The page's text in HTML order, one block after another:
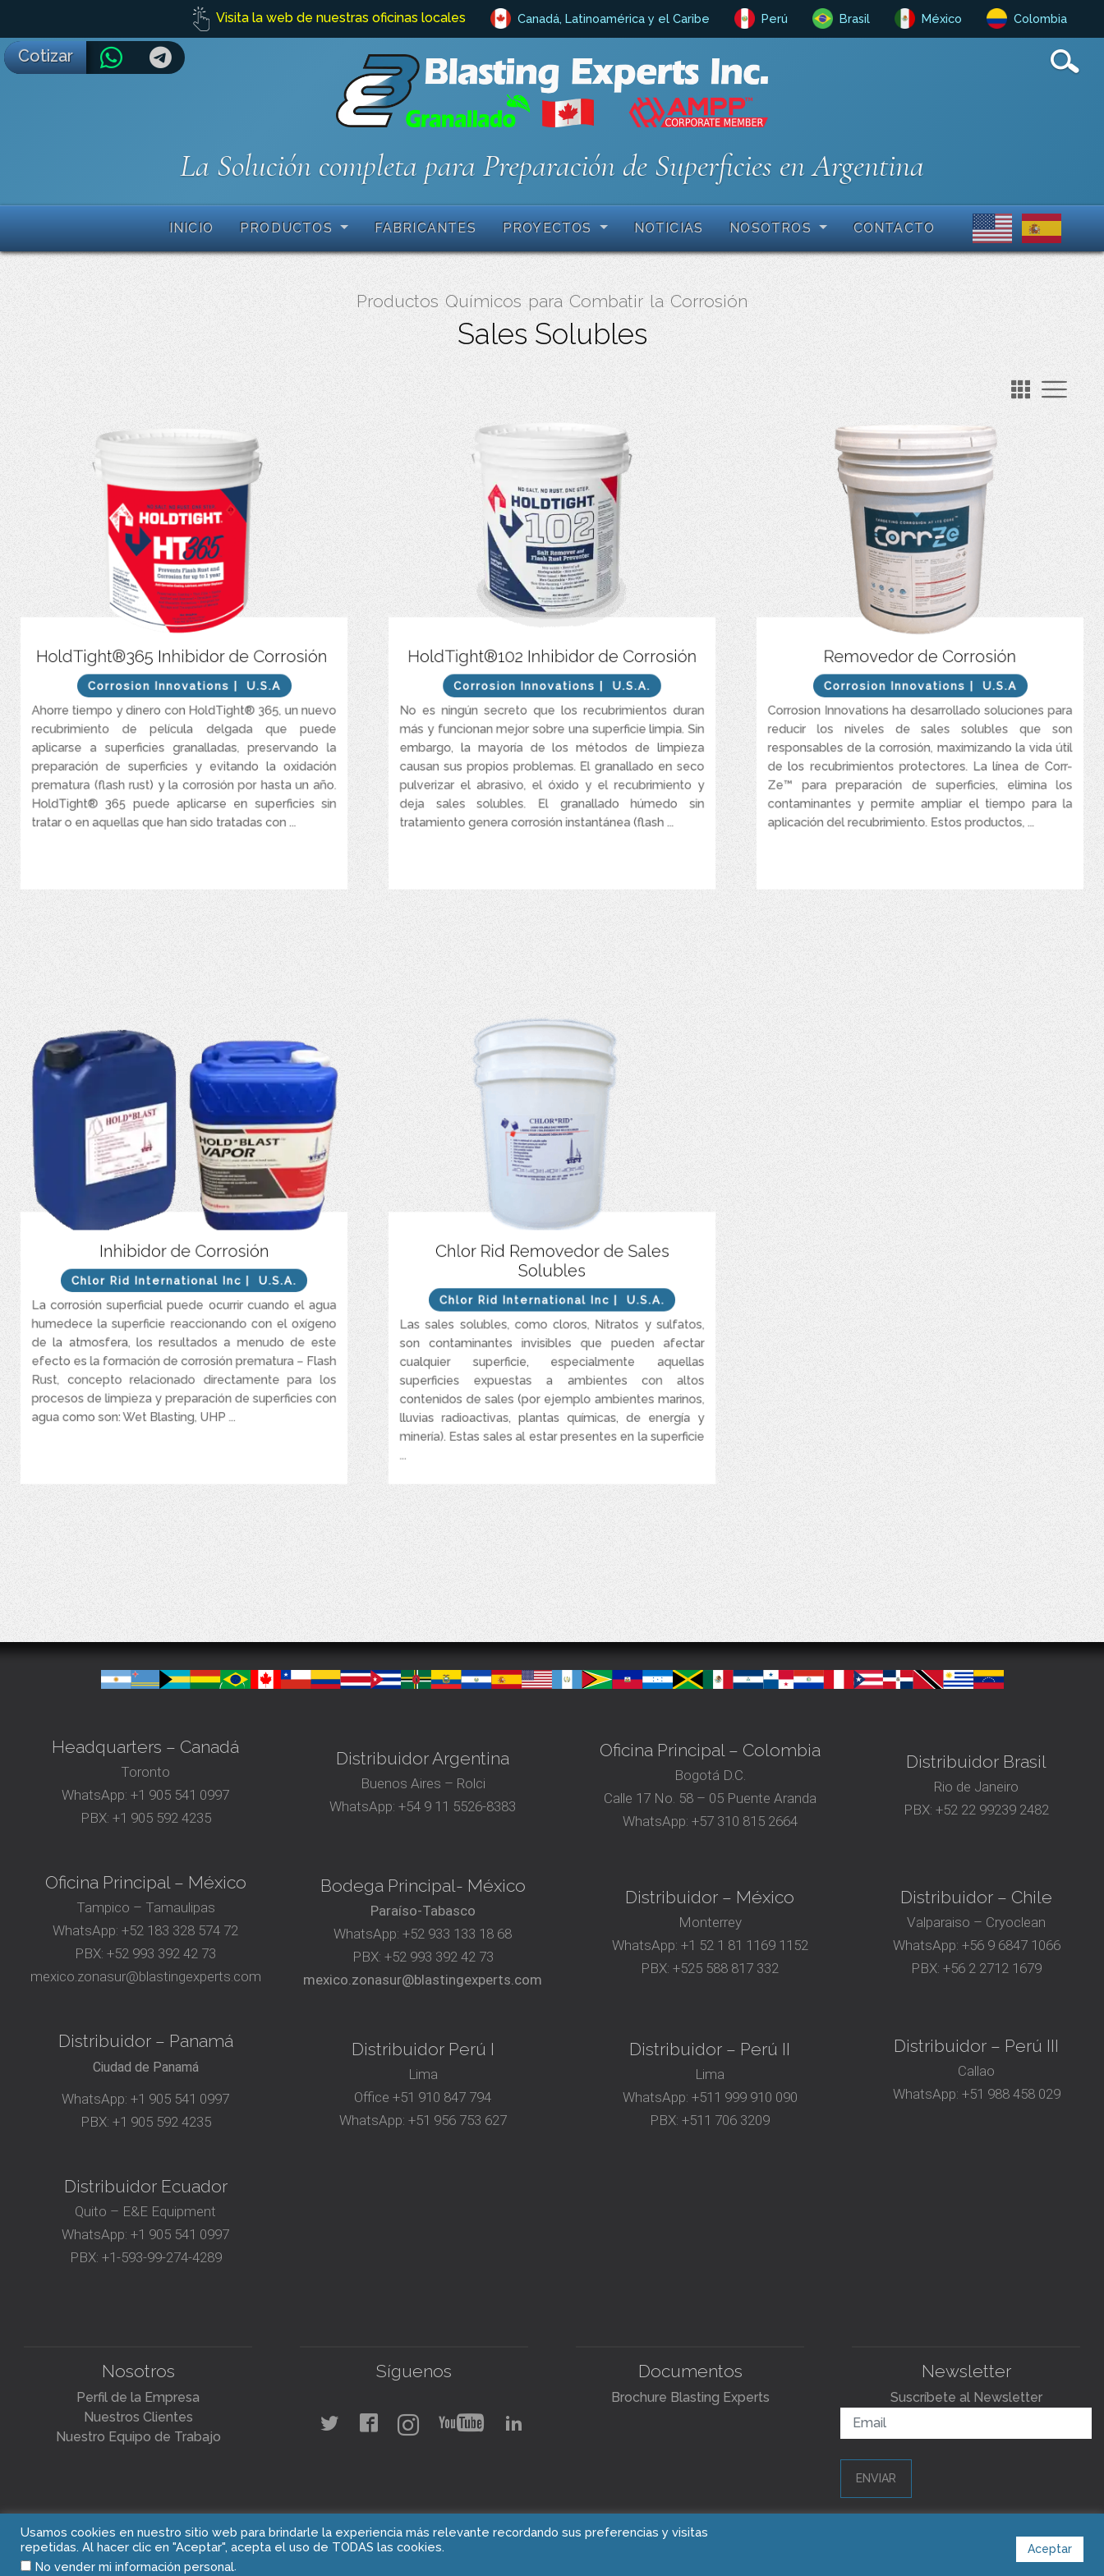
Visita la web de nuestras oficinas locales Canadá, Latinoamérica y el Caribe Perú Brasil México Colombia
La Solución completa para Preparación de Superficies en Argentina
INICIO PRODUCTOS FABRICANTES PROYECTOS NOTICIAS NOSOTROS CONTACTO
Productos Químicos para Combatir la Corrosión
Sales Solubles
HoldTight®365 Inhibidor de Corrosión
Corrosion Innovations | U.S.A
Ahorre tiempo y dinero con HoldTight® 365, un nuevo
recubrimiento de película delgada que puede
aplicarse a superficies granalladas, preservando la
preparación de superficies y evitando la oxidación
prematura (flash rust) y la corrosión por hasta un año.
HoldTight® 365 puede aplicarse en superficies sin
tratar o en aquellas que han sido tratadas con ...
Previene la oxidación instantánea y corrosión hasta por un año.
Película fina fácil de aplicar y retirar.
Prolonga la vida útil de la pintura y los recubrimientos.
Excelente protección contra la sal y la humedad.
Diseñado para el almacenamiento y transporte de metales.
HoldTight®102 Inhibidor de Corrosión
Corrosion Innovations | U.S.A.
No es ningún secreto que los recubrimientos duran
más y funcionan mejor sobre una superficie limpia. Sin
embargo, la mayoría de los métodos de limpieza
causan sus propios problemas. El granallado en seco
pulverizar el abrasivo, el óxido y el recubrimiento y
deja sales solubles. El granallado húmedo sin
tratamiento genera corrosión instantánea (flash ...
Las superficies limpias no se oxidan, y ningún otro producto limpia
como HoldTight® 102.
Extiende la vida útil de casi cualquier trabajo de pintura.
100% respetuoso con el medio ambiente.
Un aditivo monocomponente que remueve sales, previene la
formación de corrosión instantánea y desengrasa.
Reduzca el costo de mantenimiento, repintado y preparación de
superficies utilizando el removedor de sales e inhibidor de
corrosión más confiable de la industria.
Se utiliza para rem ...
Removedor de Corrosión
Corrosion Innovations | U.S.A
Corrosion Innovations ha desarrollado soluciones para
reducir los niveles de sales solubles que son
responsables de la corrosión, maximizando la vida útil
de los recubrimientos protectores. La línea de Corr-
Ze™ para preparación de superficies, elimina los
contaminantes y permite ampliar el tiempo para la
aplicación del recubrimiento. Estos productos, ...
Reduce tiempo de parada y mantenimiento.
Reduce los costos del proyecto hasta en un 50%.
Prolonga la vida útil del recubrimiento.
Previene significativamente la oxidación repentina.
No es necesario aplicar la capa de recubrimiento el mismo día.
Inhibidor de Corrosión
Chlor Rid International Inc | U.S.A.
La corrosión superficial puede ocurrir cuando el agua
humedece la superficie reaccionando con el oxígeno
de la atmosfera, los resultados a menudo de este
efecto es la formación de corrosión prematura – Flash
Rust, concepto relacionado directamente para los
procesos de limpieza y preparación de superficies con
agua como son: Wet Blasting, UHP ...
Biodegradable, amigable con el medio ambiente.
Cambia químicamente la superficie a un estado menos reactivo.
Compatible con todos los recubrimientos.
Económico, fácil de usar, no requiere ser enjuagado.
Chlor Rid Removedor de Sales
Solubles
Chlor Rid International Inc | U.S.A.
Las sales solubles, como cloros, Nitratos y sulfatos,
son contaminantes invisibles que pueden afectar
cualquier superficie, especialmente aquellas
superficies expuestas a ambientes con altos
contenidos de sales (por ejemplo ambientes marinos,
lluvias radioactivas, plantas químicas, de energía y
minería). Estas sales al estar presentes en la superficie
...
Mejora la adhesión de recubrimientos en un 20% a un 50%,
compatibles con toda clase de recubrimientos.
Puede satisfacer los requerimientos más exigentes de forma
sencilla, segura y económica, es eficaz en la mayoría de las
superficies, incluyendo el acero, el concreto y los plásticos.
Es biodegradable, no contiene compuestos orgánicos volátiles, no
requiere de certificaciones especiales para aplicación.
Cotizar
Headquarters – Canadá
Toronto
WhatsApp: +1 905 541 0997
PBX: +1 905 592 4235
Distribuidor Argentina
Buenos Aires – Rolci
WhatsApp:+54 9 11 5526-8383
Oficina Principal – Colombia
Bogotá D.C.
Calle 17 No. 58 – 05 Puente Aranda
WhatsApp: +57 310 815 2664
Distribuidor Brasil
Rio de Janeiro
PBX:+52 22 99239 2482
Oficina Principal – México
Tampico – Tamaulipas
WhatsApp:+52 183 328 574 72
PBX:+52 993 392 42 73
mexico.zonasur@blastingexperts.com
Bodega Principal- México
Paraíso-Tabasco
WhatsApp:+52 933 133 18 68
PBX: +52 993 392 42 73
mexico.zonasur@blastingexperts.com
Distribuidor – México
Monterrey
WhatsApp: +1 52 1 81 1169 1152
PBX:+525 588 817 332
Distribuidor – Chile
Valparaiso – Cryoclean
WhatsApp: +56 9 6847 1066
PBX:+56 2 2712 1679
Distribuidor – Panamá
Ciudad de Panamá
WhatsApp: +1 905 541 0997
PBX: +1 905 592 4235
Distribuidor Perú I
Lima
Office+51 910 847 794‬
WhatsApp: +51 956 753 627
Distribuidor – Perú II
Lima
WhatsApp: +511 999 910 090
PBX:+511 706 3209
Distribuidor – Perú III
Callao
WhatsApp: +51 988 458 029
Distribuidor Ecuador
Quito – E&E Equipment
WhatsApp: +1 905 541 0997
PBX: +1-593-99-274-4289
Nosotros
Perfil de la Empresa
Nuestros Clientes
Nuestro Equipo de Trabajo
Síguenos Documentos
Brochure Blasting Experts
Newsletter
Suscríbete al Newsletter
ENVIAR
Copyright © 2021 Blasting Experts
Blasting Experts Inc. Tel: +1 905 541 0997
Usamos cookies en nuestro sitio web para brindarle la experiencia más relevante recordando sus preferencias y visitas
repetidas. Al hacer clic en "Aceptar", acepta el uso de TODAS las cookies.
No vender mi información personal.
Aceptar